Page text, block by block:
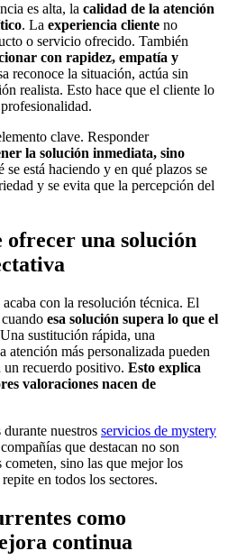
es alta, la calidad de la atención
. La experiencia cliente no
o servicio ofrecido. También
con rapidez, empatía y
reconoce la situación, actúa sin
realista. Esto hace que el cliente lo
clave. Responder
la solución inmediata, sino
se está haciendo y en qué plazos se
y se evita que la percepción del
una solución
con la resolución técnica. El
esa solución supera lo que el
sustitución rápida, una
atención más personalizada pueden
recuerdo positivo. Esto explica
valoraciones nacen de
nuestros servicios de mystery
que destacan no son
cometen, sino las que mejor los
en todos los sectores.
como
continua